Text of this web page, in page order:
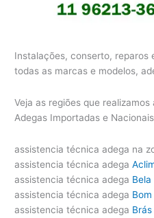
Instalações, conserto, reparos
todas as marcas e modelos,
Veja as regiões que
Adegas Importadas e
assistencia técnica adega na
assistencia técnica adega
assistencia técnica adega Bela
assistencia técnica adega
assistencia técnica adega Brás